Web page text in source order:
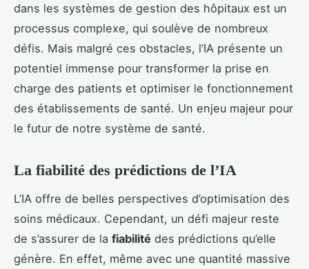
dans les systèmes de gestion des hôpitaux est un
processus complexe, qui soulève de nombreux
défis. Mais malgré ces obstacles, l’IA présente un
potentiel immense pour transformer la prise en
charge des patients et optimiser le fonctionnement
des établissements de santé. Un enjeu majeur pour
le futur de notre système de santé.
La fiabilité des prédictions de l’IA
L’IA offre de belles perspectives d’optimisation des
soins médicaux. Cependant, un défi majeur reste
de s’assurer de la fiabilité des prédictions qu’elle
génère. En effet, même avec une quantité massive